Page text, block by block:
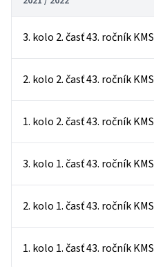
3. kolo 2. časť 43. ročník KMS
2. kolo 2. časť 43. ročník KMS
1. kolo 2. časť 43. ročník KMS
3. kolo 1. časť 43. ročník KMS
2. kolo 1. časť 43. ročník KMS
1. kolo 1. časť 43. ročník KMS